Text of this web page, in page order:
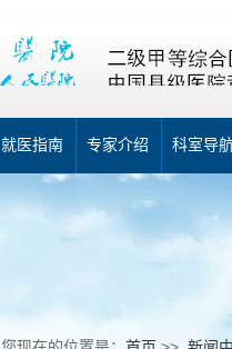
就医指南 专家介绍 科室导